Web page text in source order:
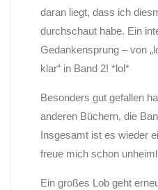
daran liegt, dass ich
durchschaut habe. Ein
Gedankensprung – von
klar“ in Band 2! *lol*
Besonders gut gefallen
anderen Büchern, die
Insgesamt ist es wieder
freue mich schon
Ein großes Lob geht